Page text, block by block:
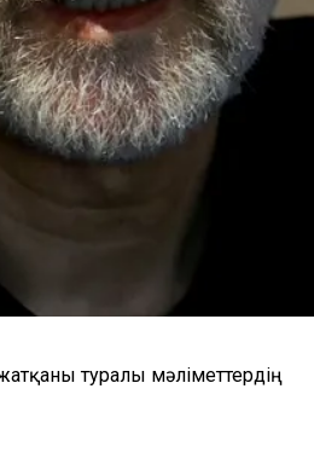
туралы мәліметтердің